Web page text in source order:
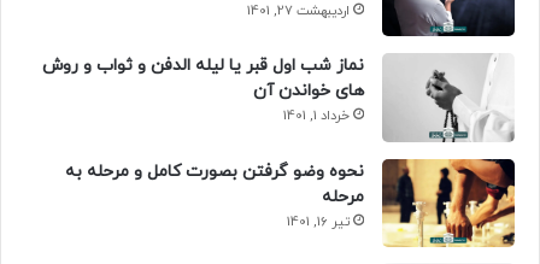
اردیبهشت 27, 1401
نماز شب اول قبر یا لیله الدفن و ثواب و روش
های خواندن آن
خرداد 1, 1401
نحوه وضو گرفتن بصورت کامل و مرحله به
مرحله
تیر 16, 1401